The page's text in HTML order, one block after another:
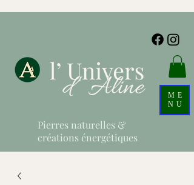
ME
NU
Pierres naturelles &
créations énergétiques